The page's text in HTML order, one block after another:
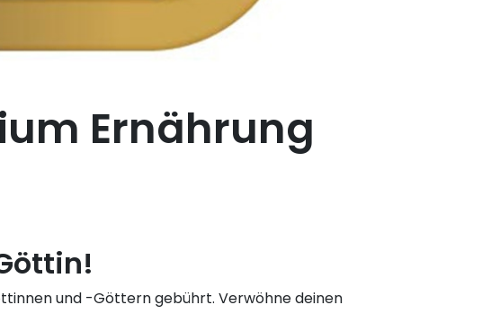
Ernährung
und -Göttern gebührt. Verwöhne deinen